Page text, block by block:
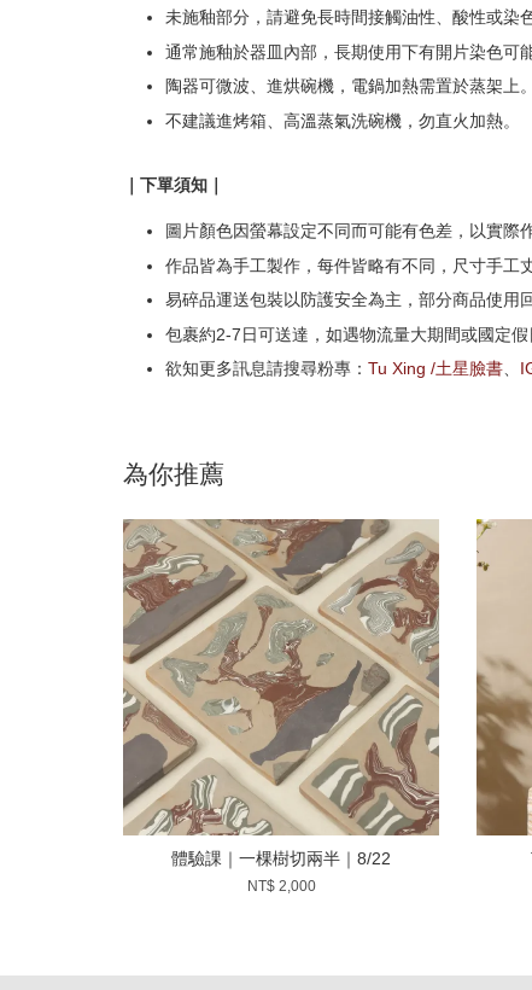
未施釉部分，請避免長時間接觸油性、酸性或染
通常施釉於器皿內部，長期使用下有開片染色可
陶器可微波、進烘碗機，電鍋加熱需置於蒸架上。
不建議進烤箱、高溫蒸氣洗碗機，勿直火加熱。
｜下單須知｜
圖片顏色因螢幕設定不同而可能有色差，以實際
作品皆為手工製作，每件皆略有不同，尺寸手工
易碎品運送包裝以防護安全為主，部分商品使用
包裹約2-7日可送達，如遇物流量大期間或國定假
欲知更多訊息請搜尋粉專： Tu Xing /土星臉書、
為你推薦
體驗課｜一棵樹切兩半｜8/22
NT$ 2,000